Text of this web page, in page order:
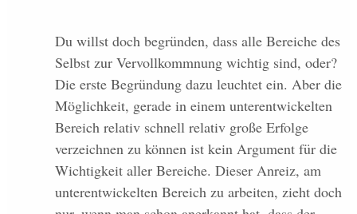
Du willst doch begründen, dass alle Bereiche des
Selbst zur Vervollkommnung wichtig sind, oder?
Die erste Begründung dazu leuchtet ein. Aber die
Möglichkeit, gerade in einem unterentwickelten
Bereich relativ schnell relativ große Erfolge
verzeichnen zu können ist kein Argument für die
Wichtigkeit aller Bereiche. Dieser Anreiz, am
unterentwickelten Bereich zu arbeiten, zieht doch